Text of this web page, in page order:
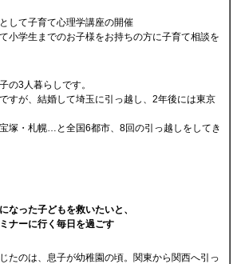
して子育て心理学講座の開催
小学生までのお子様をお持ちの方に子育て相談を
の3人暮らしです。
すが、結婚して埼玉に引っ越し、2年後には東京
塚・札幌…と全国6都市、8回の引っ越しをしてき
った子どもを救いたいと、
ナーに行く毎日を過ごす
たのは、息子が幼稚園の頃。関東から関西へ引っ